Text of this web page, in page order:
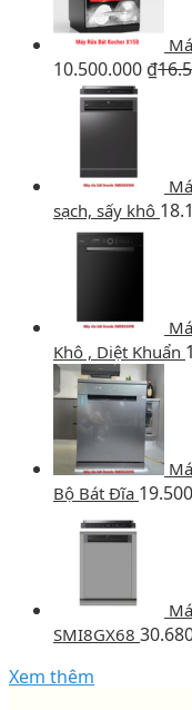
10.500.000 ₫
sạch, sấy khô
Khô , Diệt Khuẩn
Bộ Bát Đĩa
SMI8GX68
Xem thêm